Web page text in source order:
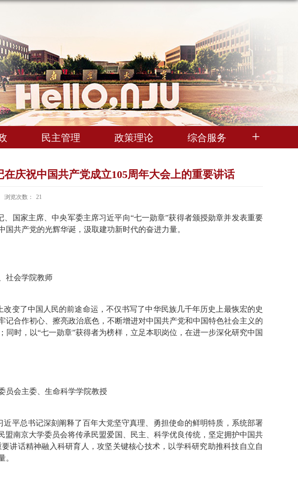
民主管理 政策理论 综合服务
庆祝中国共产党成立105周年大会上的重要讲话
浏览次数： 21
国家主席、中央军委主席习近平向“七一勋章”获得者颁授勋章并发表重要
共产党的光辉华诞，汲取建功新时代的奋进力量。
社会学院教师
变了中国人民的前途命运，不仅书写了中华民族几千年历史上最恢宏的史
合作初心、擦亮政治底色，不断增进对中国共产党和中国特色社会主义的
时，以“七一勋章”获得者为榜样，立足本职岗位，在进一步深化研究中国
员会主委、生命科学学院教授
平总书记深刻阐释了百年大党坚守真理、勇担使命的鲜明特质，系统部署
南京大学委员会将传承民盟爱国、民主、科学优良传统，坚定拥护中国共
讲话精神融入科研育人，攻坚关键核心技术，以学科研究助推科技自立自
。